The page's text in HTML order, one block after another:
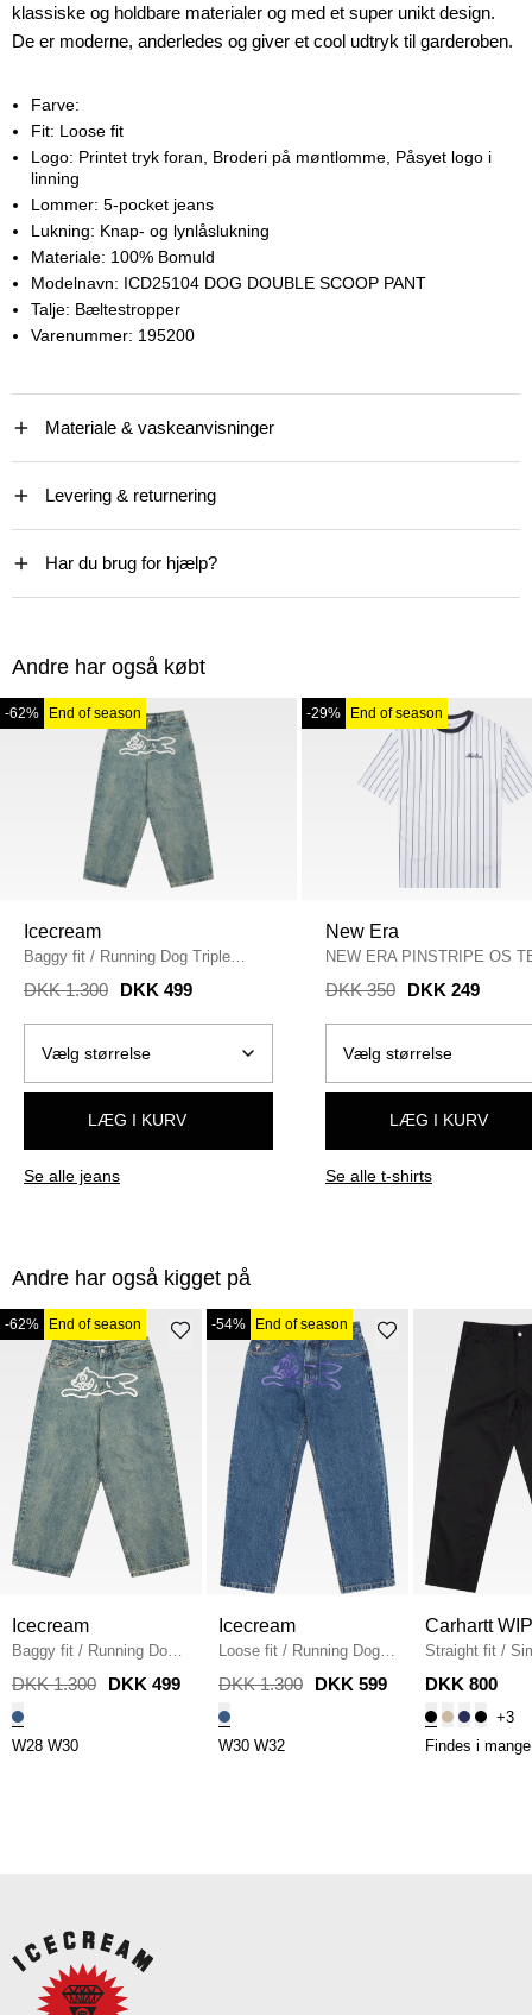
klassiske og holdbare materialer og med et super unikt design.
De er moderne, anderledes og giver et cool udtryk til garderoben.
Farve:
Fit: Loose fit
Logo: Printet tryk foran, Broderi på møntlomme, Påsyet logo i
linning
Lommer: 5-pocket jeans
Lukning: Knap- og lynlåslukning
Materiale: 100% Bomuld
Modelnavn: ICD25104 DOG DOUBLE SCOOP PANT
Talje: Bæltestropper
Varenummer: 195200
Materiale & vaskeanvisninger
Levering & returnering
Har du brug for hjælp?
Andre har også købt
-62% End of season
Icecream
Baggy fit / Running Dog Triple
Scoop
VINTAGE MID BLUE
DKK 1.300 DKK 499
LÆG I KURV
Se alle jeans
-29% End of season
New Era
NEW ERA PINSTRIPE OS
60856 / HVID
DKK 350 DKK 249
LÆG I KURV
Se alle t-shirts
Andre har også kigget på
-62% End of season
Icecream
Baggy fit / Running Dog
Triple Scoop
VINTAGE
DKK 1.300 DKK 499
W28 W30
-54% End of season
Icecream
Loose fit / Running Dog
Double Scoop Jeans /
DKK 1.300 DKK 599
W30 W32
Carhartt WIP
Straight fit /
I020075 /
DKK 800
+3
Findes i